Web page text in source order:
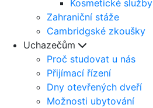
Kosmetické služby
Zahraniční stáže
Cambridgské zkoušky
Uchazečům
Proč studovat u nás
Přijímací řízení
Dny otevřených dveří
Možnosti ubytování